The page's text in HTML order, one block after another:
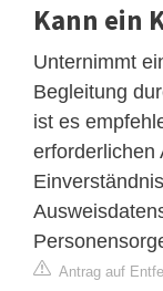
Kann ein
Unternimmt
Begleitung
ist es
erforderlichen
Antrag auf